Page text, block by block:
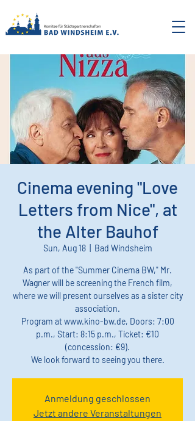
Cinema evening "Love
Letters from Nice", at
the Alter Bauhof
Sun, Aug 18
  |
Bad Windsheim
As part of the "Summer Cinema BW," Mr.
Wagner will be screening the French film,
where we will present ourselves as a sister city
association.
Program at www.kino-bw.de, Doors: 7:00
p.m., Start: 8:15 p.m., Ticket: €10
(concession: €9).
We look forward to seeing you there.
Anmeldung geschlossen
Jetzt andere Veranstaltungen